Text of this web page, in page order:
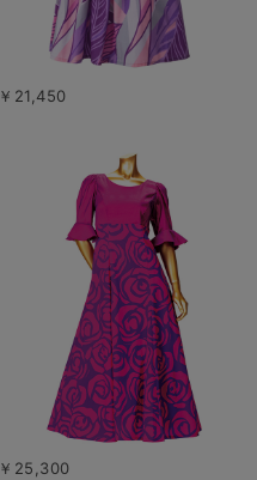
￥21,450
￥25,300